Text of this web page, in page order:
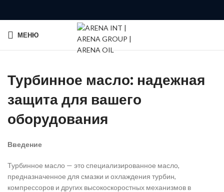
МЕНЮ
Турбинное масло: надежная
защита для вашего
оборудования
Введение
Турбинное масло — это специализированное масло,
предназначенное для смазки и охлаждения турбин,
компрессоров и других высокоскоростных механизмов в